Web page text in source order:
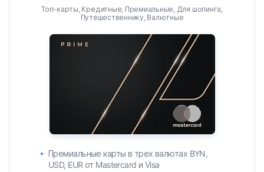
Топ-карты, Кредитные, Премиальные, Для шопинга,
Путешественнику, Валютные
Премиальные карты в трех валютах BYN,
USD, EUR от Mastercard и Visa